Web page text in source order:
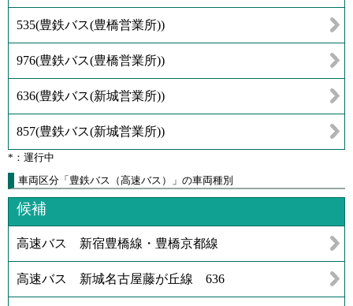
535(豊鉄バス(豊橋営業所))
976(豊鉄バス(豊橋営業所))
636(豊鉄バス(新城営業所))
857(豊鉄バス(新城営業所))
*：運行中
車両区分「豊鉄バス（高速バス）」の車両種別
候補
高速バス 新宿豊橋線・豊橋京都線
高速バス 新城名古屋藤が丘線 636